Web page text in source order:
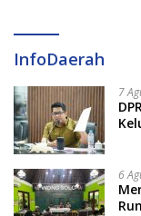
InfoDaerah
7
6